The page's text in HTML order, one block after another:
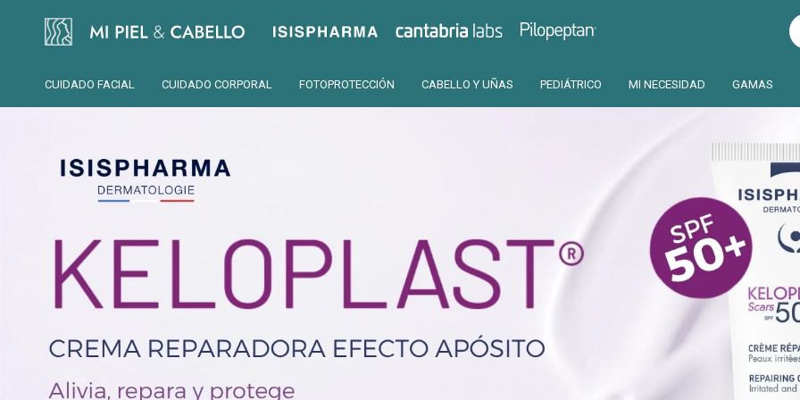
CUIDADO FACIAL CUIDADO CORPORAL FOTOPROTECCIÓN CABELLO Y UÑAS PEDIÁTRICO MI NECESIDAD GAMAS
Isispharma Cantabria Pilopeptan